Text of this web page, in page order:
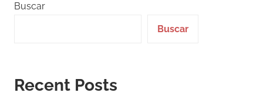
Buscar
Buscar
Recent Posts